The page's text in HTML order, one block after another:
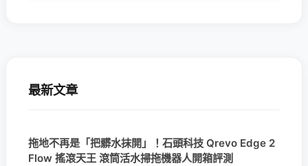
最新文章
拖地不再是「把髒水抹開」！石頭科技 Qrevo Edge 2
Flow 搖滾天王 滾筒活水掃拖機器人開箱評測